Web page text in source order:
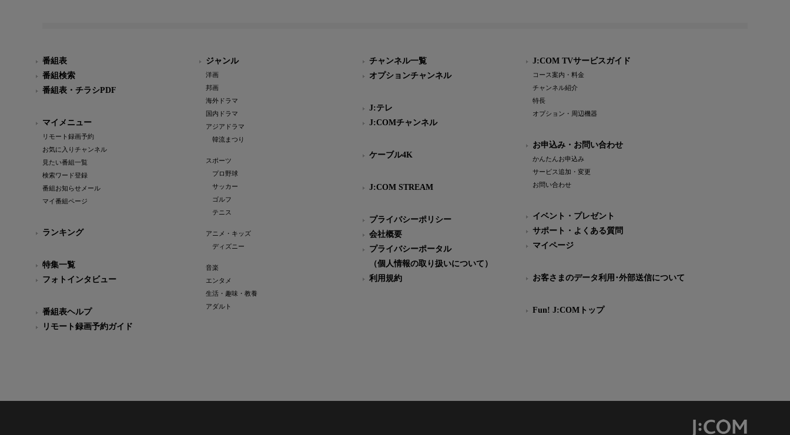
番組表
番組検索
番組表・チラシPDF
マイメニュー
リモート録画予約
お気に入りチャンネル
見たい番組一覧
検索ワード登録
番組お知らせメール
マイ番組ページ
ランキング
特集一覧
フォトインタビュー
番組表ヘルプ
リモート録画予約ガイド
ジャンル
洋画
邦画
海外ドラマ
国内ドラマ
アジアドラマ
韓流まつり
スポーツ
プロ野球
サッカー
ゴルフ
テニス
アニメ・キッズ
ディズニー
音楽
エンタメ
生活・趣味・教養
アダルト
チャンネル一覧
オプションチャンネル
J:テレ
J:COMチャンネル
ケーブル4K
J:COM STREAM
プライバシーポリシー
会社概要
プライバシーポータル
（個人情報の取り扱いについて）
利用規約
J:COM TVサービスガイド
コース案内・料金
チャンネル紹介
特長
オプション・周辺機器
お申込み・お問い合わせ
かんたんお申込み
サービス追加・変更
お問い合わせ
イベント・プレゼント
サポート・よくある質問
マイページ
お客さまのデータ利用･外部送信について
Fun! J:COMトップ